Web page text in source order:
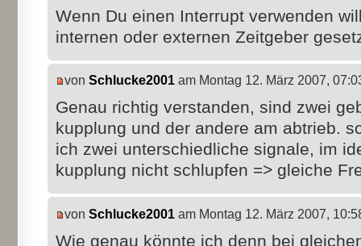
Wenn Du einen Interrupt verwenden
internen oder externen Zeitgeber
von Schlucke2001 am Montag 12. März 2007,
Genau richtig verstanden, sind zwei
kupplung und der andere am abtrieb.
ich zwei unterschiedliche signale, im
kupplung nicht schlupfen => gleiche
von Schlucke2001 am Montag 12. März 2007,
Wie genau könnte ich denn bei